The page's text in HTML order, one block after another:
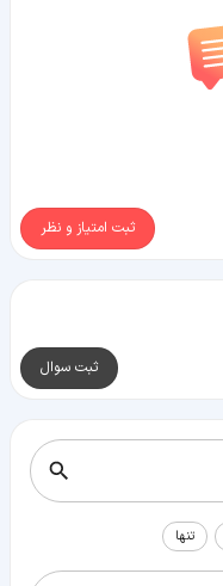
ثبت امتیاز و نظر
ثبت سوال
تنها